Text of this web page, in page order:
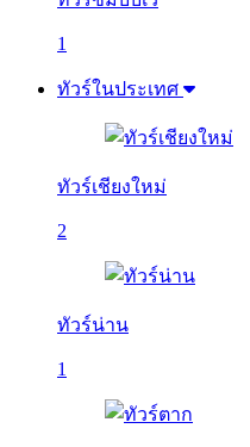
1
ทัวร์ในประเทศ
ทัวร์เชียงใหม่
2
ทัวร์น่าน
1